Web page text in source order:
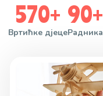
Вртићке дјеце
570+
Радника
90+